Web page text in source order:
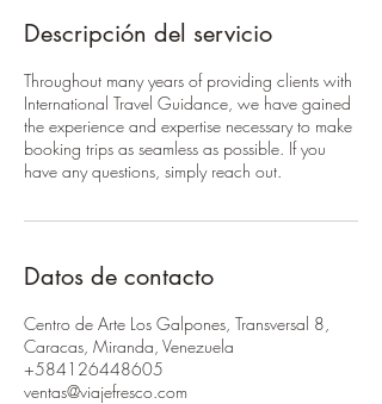
Descripción del servicio
Throughout many years of providing clients with
International Travel Guidance, we have gained
the experience and expertise necessary to make
booking trips as seamless as possible. If you
have any questions, simply reach out.
Datos de contacto
Centro de Arte Los Galpones, Transversal 8,
Caracas, Miranda, Venezuela
+584126448605
ventas@viajefresco.com